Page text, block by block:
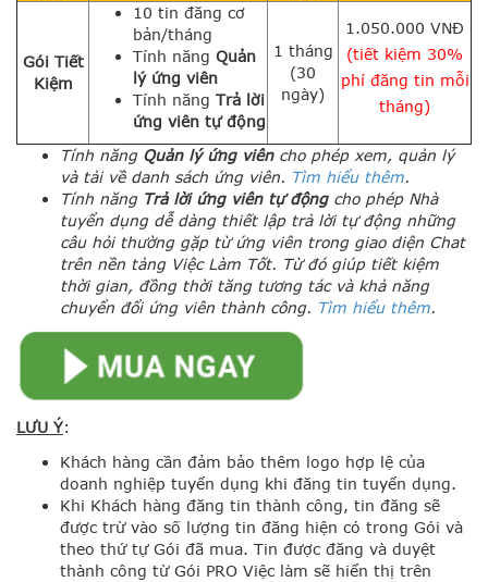
Gói Tiết
Kiệm
10 tin đăng cơ
bản/tháng
Tính năng Quản
lý ứng viên
Tính năng Trả lời
ứng viên tự động
1 tháng
(30
ngày)
1.050.000 VNĐ
(tiết kiệm 30%
phí đăng tin mỗi
tháng)
Tính năng Quản lý ứng viêncho phép xem, quản lý
và tải về danh sách ứng viên. Tìm hiểu thêm.
Tính năngTrả lời ứng viên tự độngcho phép Nhà
tuyển dụng dễ dàng thiết lập trả lời tự động những
câu hỏi thường gặp từ ứng viên trong giao diện Chat
trên nền tảng Việc Làm Tốt. Từ đó giúp tiết kiệm
thời gian, đồng thời tăng tương tác và khả năng
chuyển đổi ứng viên thành công. Tìm hiểu thêm.
LƯU Ý:
Khách hàng cần đảm bảo thêm logo hợp lệ của
doanh nghiệp tuyển dụng khi đăng tin tuyển dụng.
Khi Khách hàng đăng tin thành công, tin đăng sẽ
được trừ vào số lượng tin đăng hiện có trong Gói và
theo thứ tự Gói đã mua. Tin được đăng và duyệt
thành công từ Gói PRO Việc làm sẽ hiển thị trên